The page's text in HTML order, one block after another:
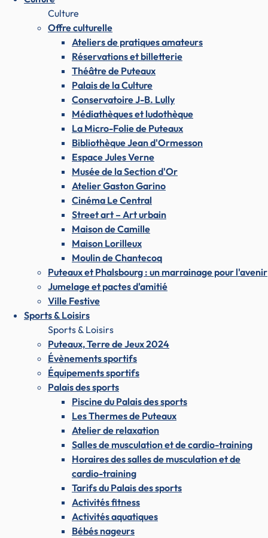
Culture
Offre culturelle
Ateliers de pratiques amateurs
Réservations et billetterie
Théâtre de Puteaux
Palais de la Culture
Conservatoire J-B. Lully
Médiathèques et ludothèque
La Micro-Folie de Puteaux
Bibliothèque Jean d'Ormesson
Espace Jules Verne
Musée de la Section d'Or
Atelier Gaston Garino
Cinéma Le Central
Street art – Art urbain
Maison de Camille
Maison Lorilleux
Moulin de Chantecoq
Puteaux et Phalsbourg : un marrainage pour l'avenir
Jumelage et pactes d'amitié
Ville Festive
Sports & Loisirs
Sports & Loisirs
Puteaux, Terre de Jeux 2024
Évènements sportifs
Équipements sportifs
Palais des sports
Piscine du Palais des sports
Les Thermes de Puteaux
Atelier de relaxation
Salles de musculation et de cardio-training
Horaires des salles de musculation et de
cardio-training
Tarifs du Palais des sports
Activités fitness
Activités aquatiques
Bébés nageurs